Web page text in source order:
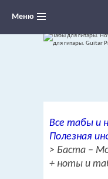
переложения
Меню
Все табы и
Полезная
> Баста –
+ ноты и